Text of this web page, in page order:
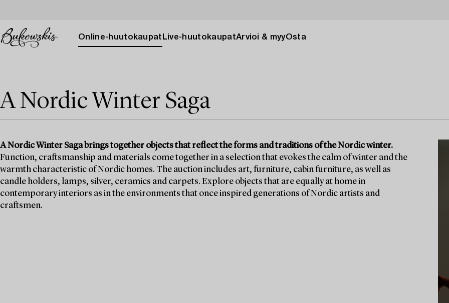
Online-huutokaupat Live-huutokaupatArvioi & myyOsta
A Nordic Winter Saga
A Nordic Winter Saga brings together objects that reflect the forms and traditions of the Nordic winter.
Function, craftsmanship and materials come together in a selection that evokes the calm of winter and the
warmth characteristic of Nordic homes. The auction includes art, furniture, cabin furniture, as well as
candle holders, lamps, silver, ceramics and carpets. Explore objects that are equally at home in
contemporary interiors as in the environments that once inspired generations of Nordic artists and
craftsmen.